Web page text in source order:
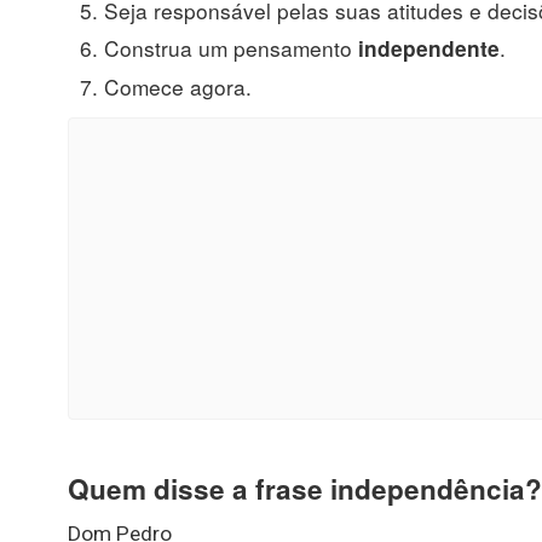
Seja responsável pelas suas atitudes e
Construa um pensamento independente.
Comece agora.
Quem disse a frase independência?
Dom Pedro